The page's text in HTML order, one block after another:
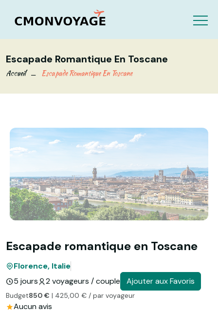
Escapade Romantique En Toscane
Accueil Escapade Romantique En Toscane
Escapade romantique en Toscane
Florence, Italie
5 jours
2 voyageurs / couple Ajouter aux Favoris
Budget850 € | 425,00 € / par voyageur
Aucun avis